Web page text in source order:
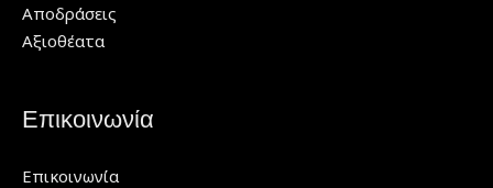
Αποδράσεις
Αξιοθέατα
Επικοινωνία
Επικοινωνία